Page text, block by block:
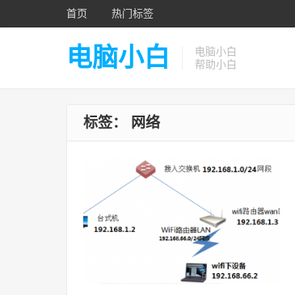
首页 热门标签
电脑小白
电脑小白
帮助小白
标签： 网络